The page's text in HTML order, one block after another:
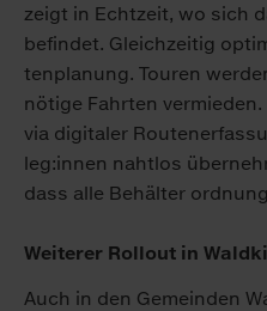
zeigt in Echt­zeit, wo sich
be­fin­det. Gleich­zei­tig
ten­pla­nung. Tou­ren
nö­ti­ge Fahr­ten
via di­gi­ta­ler
leg:in­nen naht­los
dass al­le Be­häl­ter
Wei­te­rer Rol­l­out in
Auch in den Ge­mein­den